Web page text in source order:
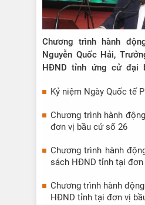
Chương trình hành
Nguyễn Quốc Hải,
HĐND tỉnh ứng cử đại
Kỷ niệm Ngày Quốc tế
Chương trình hành
đơn vị bầu cử số 26
Chương trình hành
sách HĐND tỉnh tại
Chương trình hành
HĐND tỉnh tại đơn vị